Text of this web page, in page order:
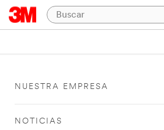
NUESTRA EMPRESA
NOTICIAS